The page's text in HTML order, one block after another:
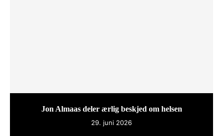
Jon Almaas deler ærlig beskjed om helsen
29. juni 2026